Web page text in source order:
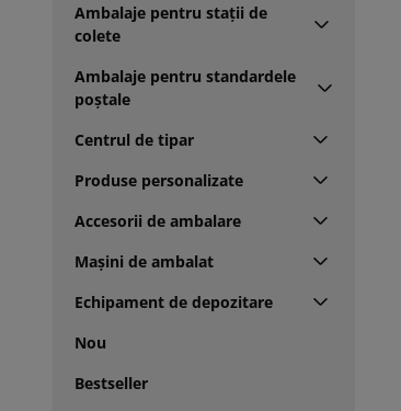
Ambalaje pentru stații de
colete
Ambalaje pentru standardele
poștale
Centrul de tipar
Produse personalizate
Accesorii de ambalare
Mașini de ambalat
Echipament de depozitare
Nou
Bestseller